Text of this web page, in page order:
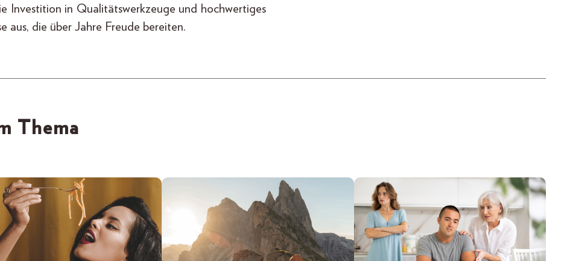
Investition in Qualitätswerkzeuge und hochwertiges
aus, die über Jahre Freude bereiten.
Thema